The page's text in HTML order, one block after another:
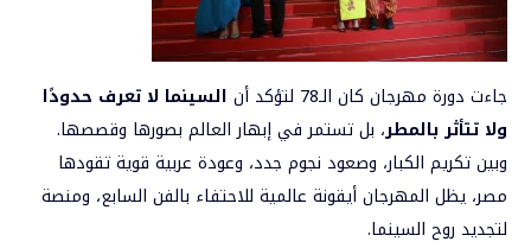
جاءت دورة مهرجان كان الـ78 لتؤكد أن
السينما لا تعرف حدودًا
ولا تتأثر بالمطر، بل تستمر في إبهار العالم بصورها وقصصها.
وبين تكريم الكبار، وصعود نجوم جدد، وعودة عربية قوية تقودها
مصر، يظل المهرجان أيقونة عالمية للاحتفاء بالفن السابع، ومنصة
لتجديد روح السينما.